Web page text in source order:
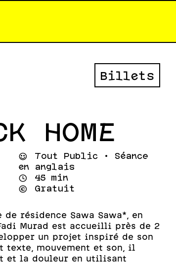
Billets
HOME
⌣
en anglais
⌚
45 min
💰
Gratuit
résidence Sawa Sawa*, en
Murad est accueilli près de 2
un projet inspiré de son
texte, mouvement et son, il
et la douleur en utilisant